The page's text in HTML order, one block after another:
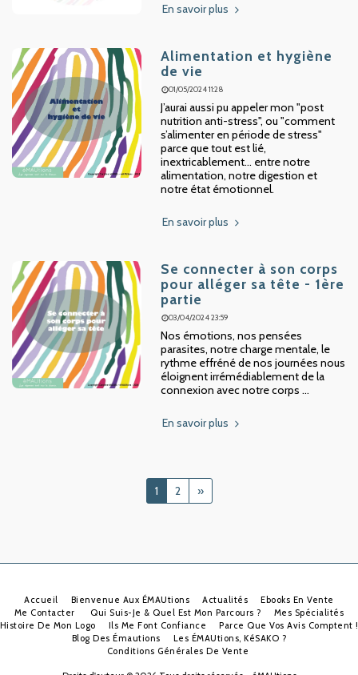
En savoir plus
Alimentation et hygiène
de vie
01/05/2024 11:28
J’aurai aussi pu appeler mon "post
nutrition anti-stress", ou "comment
s’alimenter en période de stress"
parce que tout est lié,
inextricablement... entre notre
alimentation, notre digestion et
notre état émotionnel.
En savoir plus
Se connecter à son corps
pour alléger sa tête - 1ère
partie
03/04/2024 23:59
Nos émotions, nos pensées
parasites, notre charge mentale, le
rythme effréné de nos journées nous
éloignent irrémédiablement de la
connexion avec notre corps ...
En savoir plus
1 2 »
Accueil Bienvenue Aux ÉMAUtions Actualités
Ebooks En Vente
Me Contacter
Qui Suis-Je & Quel Est Mon Parcours ?
Mes Spécialités
Histoire De Mon Logo
Ils Me Font Confiance
Parce Que Vos Avis Comptent !
Blog Des Émautions
Les ÉMAUtions, KéSAKO ?
Conditions Générales De Vente